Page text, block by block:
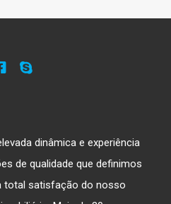
dinâmica e experiência
de qualidade que definimos
total satisfação do nosso